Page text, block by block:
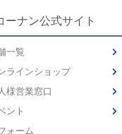
ーナン公式サイト
一覧
ラインショップ
様営業窓口
ント
ォーム